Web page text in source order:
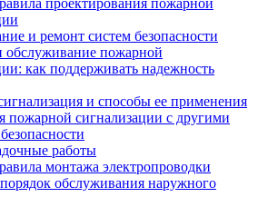
проектирования пожарной
и ремонт систем безопасности
обслуживание пожарной
как поддерживать надежность
и способы ее применения
пожарной сигнализации с другими
работы
монтажа электропроводки
обслуживания наружного